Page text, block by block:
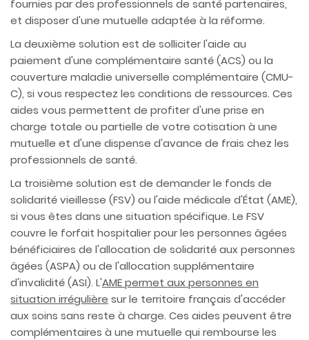
fournies par des professionnels de santé partenaires,
et disposer d'une mutuelle adaptée à la réforme.
La deuxième solution est de solliciter l'aide au
paiement d'une complémentaire santé (ACS) ou la
couverture maladie universelle complémentaire (CMU-
C), si vous respectez les conditions de ressources. Ces
aides vous permettent de profiter d'une prise en
charge totale ou partielle de votre cotisation à une
mutuelle et d'une dispense d'avance de frais chez les
professionnels de santé.
La troisième solution est de demander le fonds de
solidarité vieillesse (FSV) ou l'aide médicale d'État (AME),
si vous êtes dans une situation spécifique. Le FSV
couvre le forfait hospitalier pour les personnes âgées
bénéficiaires de l'allocation de solidarité aux personnes
âgées (ASPA) ou de l'allocation supplémentaire
d'invalidité (ASI). L'AME permet aux personnes en
situation irrégulière sur le territoire français d'accéder
aux soins sans reste à charge. Ces aides peuvent être
complémentaires à une mutuelle qui rembourse les